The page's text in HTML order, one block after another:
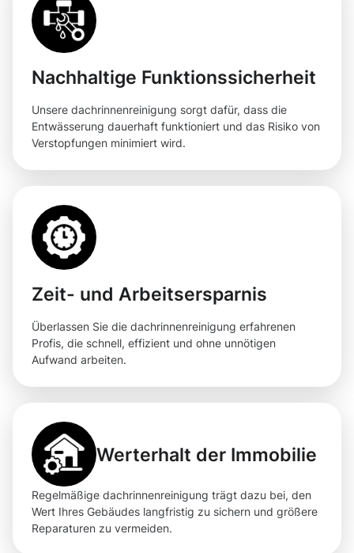
Nachhaltige Funktionssicherheit
Unsere dachrinnenreinigung sorgt dafür, dass die
Entwässerung dauerhaft funktioniert und das Risiko von
Verstopfungen minimiert wird.
Zeit- und Arbeitsersparnis
Überlassen Sie die dachrinnenreinigung erfahrenen
Profis, die schnell, effizient und ohne unnötigen
Aufwand arbeiten.
Werterhalt der Immobilie
Regelmäßige dachrinnenreinigung trägt dazu bei, den
Wert Ihres Gebäudes langfristig zu sichern und größere
Reparaturen zu vermeiden.